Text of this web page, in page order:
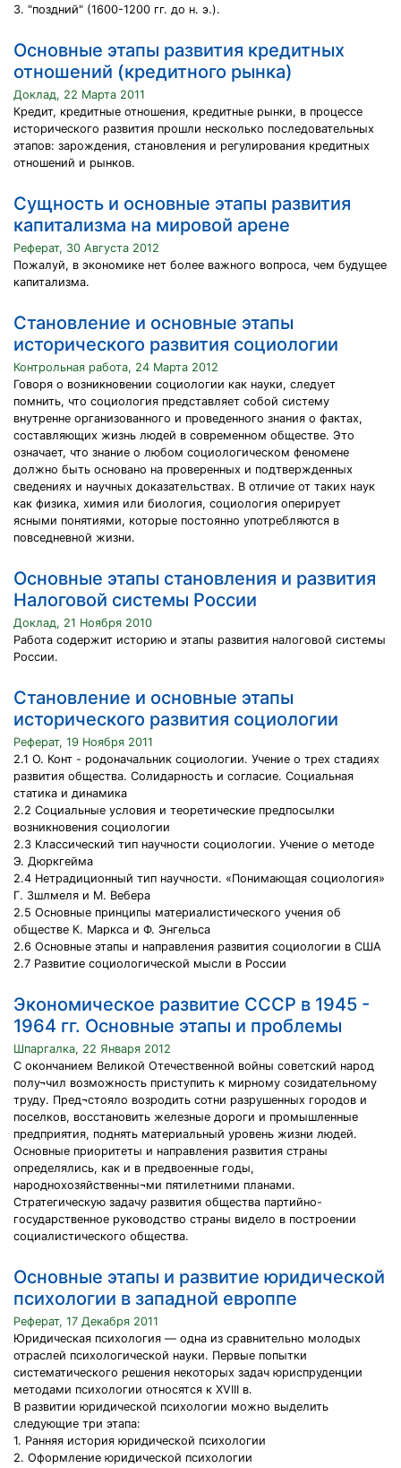
3. "поздний" (1600-1200 гг. до н. э.).
Основные этапы развития кредитных
отношений (кредитного рынка)
Доклад, 22 Марта 2011
Кредит, кредитные отношения, кредитные рынки, в процессе
исторического развития прошли несколько последовательных
этапов: зарождения, становления и регулирования кредитных
отношений и рынков.
Сущность и основные этапы развития
капитализма на мировой арене
Реферат, 30 Августа 2012
Пожалуй, в экономике нет более важного вопроса, чем будущее
капитализма.
Становление и основные этапы
исторического развития социологии
Контрольная работа, 24 Марта 2012
Говоря о возникновении социологии как науки, следует
помнить, что социология представляет собой систему
внутренне организованного и проведенного знания о фактах,
составляющих жизнь людей в современном обществе. Это
означает, что знание о любом социологическом феномене
должно быть основано на проверенных и подтвержденных
сведениях и научных доказательствах. В отличие от таких наук
как физика, химия или биология, социология оперирует
ясными понятиями, которые постоянно употребляются в
повседневной жизни.
Основные этапы становления и развития
Налоговой системы России
Доклад, 21 Ноября 2010
Работа содержит историю и этапы развития налоговой системы
России.
Становление и основные этапы
исторического развития социологии
Реферат, 19 Ноября 2011
2.1 О. Конт - родоначальник социологии. Учение о трех стадиях
развития общества. Солидарность и согласие. Социальная
статика и динамика
2.2 Социальные условия и теоретические предпосылки
возникновения социологии
2.3 Классический тип научности социологии. Учение о методе
Э. Дюркгейма
2.4 Нетрадиционный тип научности. «Понимающая социология»
Г. Зшлмеля и М. Вебера
2.5 Основные принципы материалистического учения об
обществе К. Маркса и Ф. Энгельса
2.6 Основные этапы и направления развития социологии в США
2.7 Развитие социологической мысли в России
Экономическое развитие СССР в 1945 -
1964 гг. Основные этапы и проблемы
Шпаргалка, 22 Января 2012
С окончанием Великой Отечественной войны советский народ
полу¬чил возможность приступить к мирному созидательному
труду. Пред¬стояло возродить сотни разрушенных городов и
поселков, восстановить железные дороги и промышленные
предприятия, поднять материальный уровень жизни людей.
Основные приоритеты и направления развития страны
определялись, как и в предвоенные годы,
народнохозяйственны¬ми пятилетними планами.
Стратегическую задачу развития общества партийно-
государственное руководство страны видело в построении
социалистического общества.
Основные этапы и развитие юридической
психологии в западной европпе
Реферат, 17 Декабря 2011
Юридическая психология — одна из сравнительно молодых
отраслей психологической науки. Первые попытки
систематического решения некоторых задач юриспруденции
методами психологии относятся к XVIII в.
В развитии юридической психологии можно выделить
следующие три этапа:
1. Ранняя история юридической психологии
2. Оформление юридической психологии